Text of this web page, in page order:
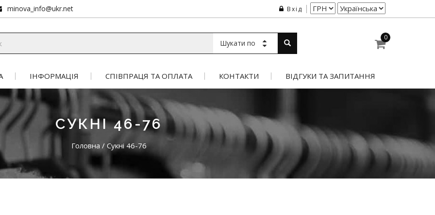
minova_info@ukr.net Вхід
Шукати по
0
ІНФОРМАЦІЯ СПІВПРАЦЯ ТА ОПЛАТА КОНТАКТИ ВІДГУКИ ТА ЗАПИТАННЯ
СУКНІ 46-76
Головна / Сукні 46-76